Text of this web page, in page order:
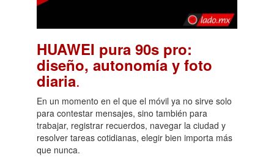
HUAWEI pura 90s pro:
diseño, autonomía y foto
diaria.
En un momento en el que el móvil ya no sirve solo
para contestar mensajes, sino también para
trabajar, registrar recuerdos, navegar la ciudad y
resolver tareas cotidianas, elegir bien importa más
que nunca.